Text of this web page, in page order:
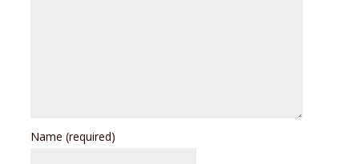
Name(required)